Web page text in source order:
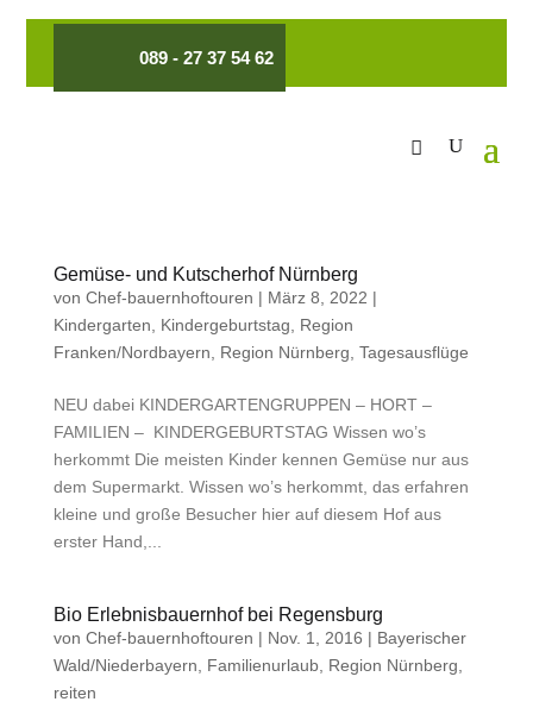
089 - 27 37 54 62
Gemüse- und Kutscherhof Nürnberg
von Chef-bauernhoftouren | März 8, 2022 |
Kindergarten
Kindergeburtstag
Region
Franken/Nordbayern
Region Nürnberg Tagesausflüge
NEU dabei KINDERGARTENGRUPPEN – HORT –
FAMILIEN – KINDERGEBURTSTAG Wissen wo’s
herkommt Die meisten Kinder kennen Gemüse nur aus
dem Supermarkt. Wissen wo’s herkommt, das erfahren
kleine und große Besucher hier auf diesem Hof aus
erster Hand,...
Bio Erlebnisbauernhof bei Regensburg
von Chef-bauernhoftouren | Nov. 1, 2016 | Bayerischer
Wald/Niederbayern
Familienurlaub, Region Nürnberg
reiten